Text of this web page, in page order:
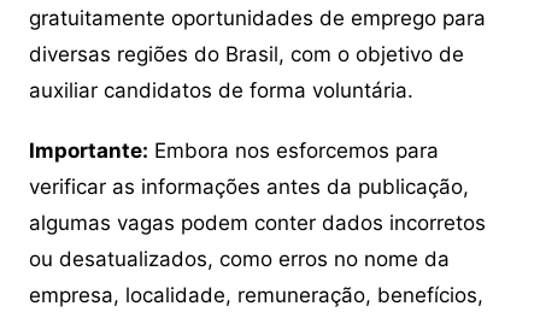
gratuitamente oportunidades de emprego para
diversas regiões do Brasil, com o objetivo de
auxiliar candidatos de forma voluntária.
Importante: Embora nos esforcemos para
verificar as informações antes da publicação,
algumas vagas podem conter dados incorretos
ou desatualizados, como erros no nome da
empresa, localidade, remuneração, benefícios,